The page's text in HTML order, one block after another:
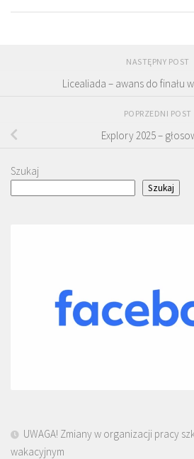
NASTĘPNY POST
Licealiada – awans do finału
POPRZEDNI POST
Explory 2025 –
Szukaj
Szukaj
UWAGA! Zmiany w organizacji pracy
wakacyjnym